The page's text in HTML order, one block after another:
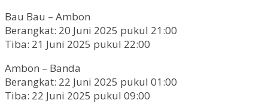
Bau Bau – Ambon
Berangkat: 20 Juni 2025 pukul 21:00
Tiba: 21 Juni 2025 pukul 22:00
Ambon – Banda
Berangkat: 22 Juni 2025 pukul 01:00
Tiba: 22 Juni 2025 pukul 09:00